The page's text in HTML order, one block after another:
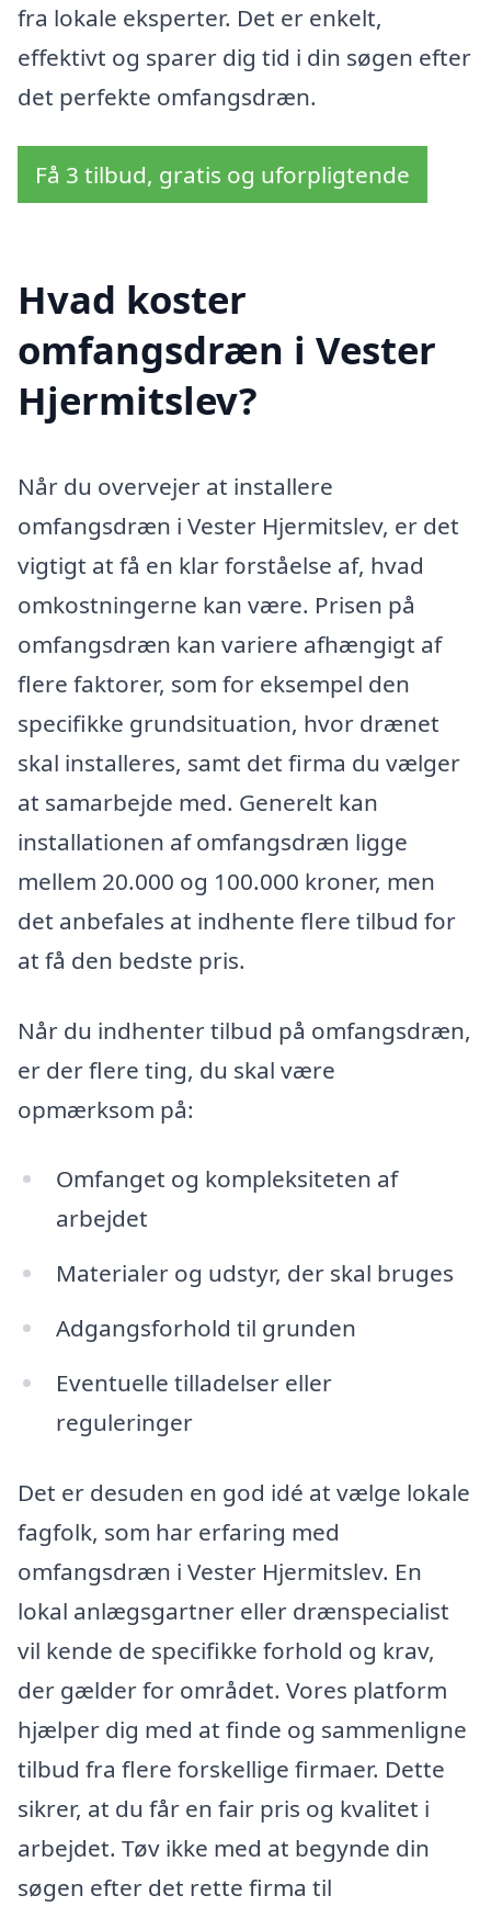
fra lokale eksperter. Det er enkelt,
effektivt og sparer dig tid i din søgen efter
det perfekte omfangsdræn.
Få 3 tilbud, gratis og uforpligtende
Hvad koster
omfangsdræn i Vester
Hjermitslev?
Når du overvejer at installere
omfangsdræn i Vester Hjermitslev, er det
vigtigt at få en klar forståelse af, hvad
omkostningerne kan være. Prisen på
omfangsdræn kan variere afhængigt af
flere faktorer, som for eksempel den
specifikke grundsituation, hvor drænet
skal installeres, samt det firma du vælger
at samarbejde med. Generelt kan
installationen af omfangsdræn ligge
mellem 20.000 og 100.000 kroner, men
det anbefales at indhente flere tilbud for
at få den bedste pris.
Når du indhenter tilbud på omfangsdræn,
er der flere ting, du skal være
opmærksom på:
Omfanget og kompleksiteten af
arbejdet
Materialer og udstyr, der skal bruges
Adgangsforhold til grunden
Eventuelle tilladelser eller
reguleringer
Det er desuden en god idé at vælge lokale
fagfolk, som har erfaring med
omfangsdræn i Vester Hjermitslev. En
lokal anlægsgartner eller drænspecialist
vil kende de specifikke forhold og krav,
der gælder for området. Vores platform
hjælper dig med at finde og sammenligne
tilbud fra flere forskellige firmaer. Dette
sikrer, at du får en fair pris og kvalitet i
arbejdet. Tøv ikke med at begynde din
søgen efter det rette firma til